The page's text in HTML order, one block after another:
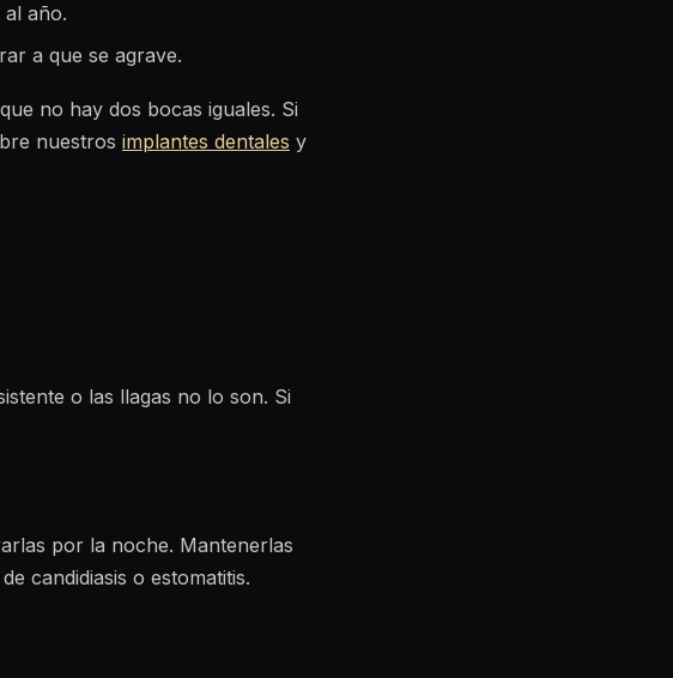
año.
a que se agrave.
no hay dos bocas iguales. Si
nuestros implantes dentales y
o las llagas no lo son. Si
por la noche. Mantenerlas
candidiasis o estomatitis.